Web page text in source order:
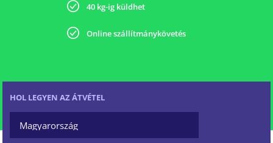
40 kg-ig küldhet
Online szállítmánykövetés
HOL LEGYEN AZ ÁTVÉTEL